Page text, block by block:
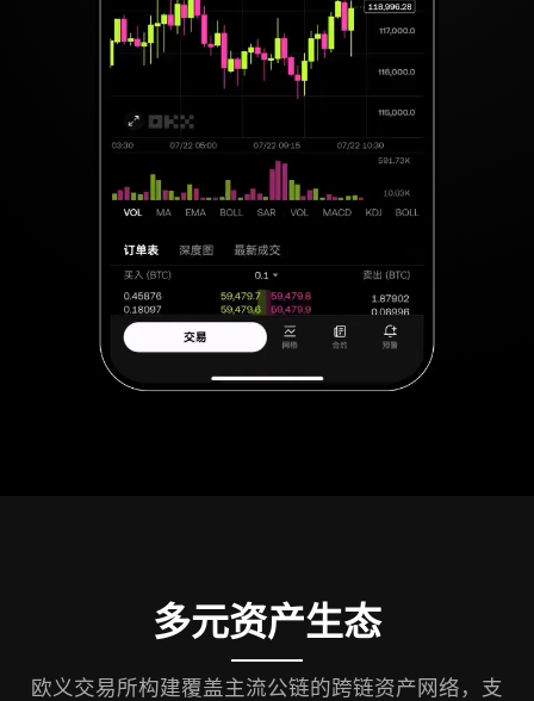
多元资产生态
欧义交易所构建覆盖主流公链的跨链资产网络，支